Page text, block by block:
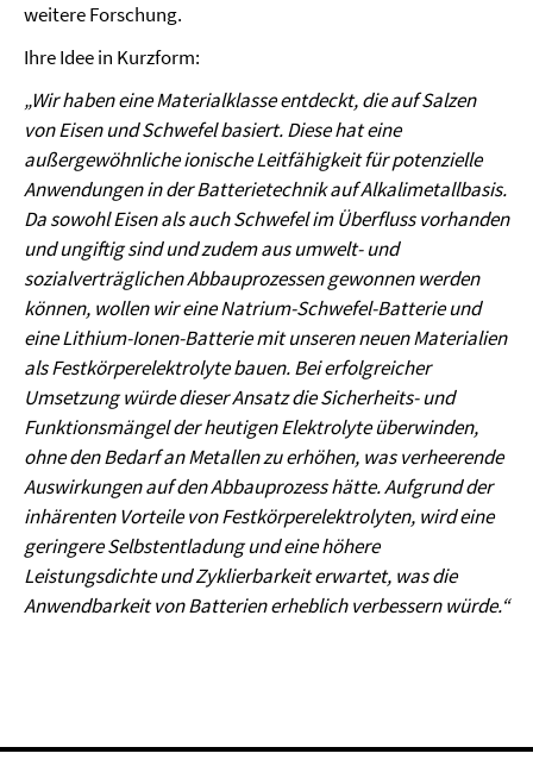
weitere Forschung.
Ihre Idee in Kurzform:
„Wir haben eine Materialklasse entdeckt, die auf Salzen
von Eisen und Schwefel basiert. Diese hat eine
außergewöhnliche ionische Leitfähigkeit für potenzielle
Anwendungen in der Batterietechnik auf Alkalimetallbasis.
Da sowohl Eisen als auch Schwefel im Überfluss vorhanden
und ungiftig sind und zudem aus umwelt- und
sozialverträglichen Abbauprozessen gewonnen werden
können, wollen wir eine Natrium-Schwefel-Batterie und
eine Lithium-Ionen-Batterie mit unseren neuen Materialien
als Festkörperelektrolyte bauen. Bei erfolgreicher
Umsetzung würde dieser Ansatz die Sicherheits- und
Funktionsmängel der heutigen Elektrolyte überwinden,
ohne den Bedarf an Metallen zu erhöhen, was verheerende
Auswirkungen auf den Abbauprozess hätte. Aufgrund der
inhärenten Vorteile von Festkörperelektrolyten, wird eine
geringere Selbstentladung und eine höhere
Leistungsdichte und Zyklierbarkeit erwartet, was die
Anwendbarkeit von Batterien erheblich verbessern würde.“